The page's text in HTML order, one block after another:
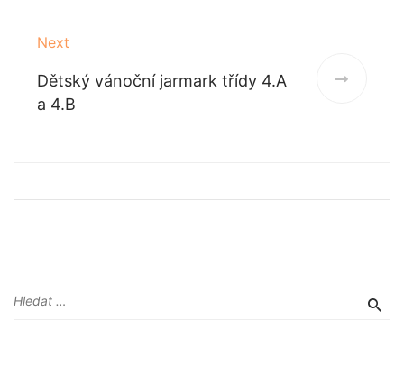
Next
Dětský vánoční jarmark třídy 4.A
a 4.B